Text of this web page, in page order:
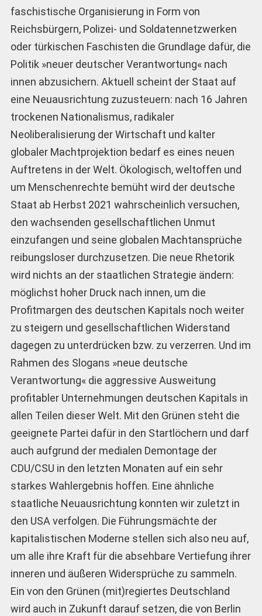
faschistische Organisierung in Form von
Reichsbürgern, Polizei- und Soldatennetzwerken
oder türkischen Faschisten die Grundlage dafür, die
Politik »neuer deutscher Verantwortung« nach
innen abzusichern. Aktuell scheint der Staat auf
eine Neuausrichtung zuzusteuern: nach 16 Jahren
trockenen Nationalismus, radikaler
Neoliberalisierung der Wirtschaft und kalter
globaler Machtprojektion bedarf es eines neuen
Auftretens in der Welt. Ökologisch, weltoffen und
um Menschenrechte bemüht wird der deutsche
Staat ab Herbst 2021 wahrscheinlich versuchen,
den wachsenden gesellschaftlichen Unmut
einzufangen und seine globalen Machtansprüche
reibungsloser durchzusetzen. Die neue Rhetorik
wird nichts an der staatlichen Strategie ändern:
möglichst hoher Druck nach innen, um die
Profitmargen des deutschen Kapitals noch weiter
zu steigern und gesellschaftlichen Widerstand
dagegen zu unterdrücken bzw. zu verzerren. Und im
Rahmen des Slogans »neue deutsche
Verantwortung« die aggressive Ausweitung
profitabler Unternehmungen deutschen Kapitals in
allen Teilen dieser Welt. Mit den Grünen steht die
geeignete Partei dafür in den Startlöchern und darf
auch aufgrund der medialen Demontage der
CDU/CSU in den letzten Monaten auf ein sehr
starkes Wahlergebnis hoffen. Eine ähn­liche
staatliche Neuausrichtung konnten wir zuletzt in
den USA verfolgen. Die Führungsmächte der
kapitalistischen Moderne stellen sich also neu auf,
um alle ihre Kraft für die absehbare Vertiefung ihrer
inneren und äußeren Widersprüche zu sammeln.
Ein von den Grünen (mit)regiertes Deutschland
wird auch in Zukunft darauf setzen, die von Berlin